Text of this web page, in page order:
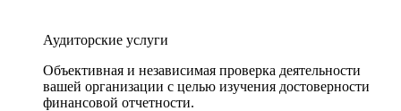
Аудиторские услуги
Объективная и независимая проверка деятельности
вашей организации с целью изучения достоверности
финансовой отчетности.